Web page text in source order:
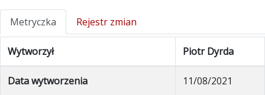
Metryczka Rejestr zmian
Wytworzył Piotr Dyrda
Data wytworzenia 11/08/2021